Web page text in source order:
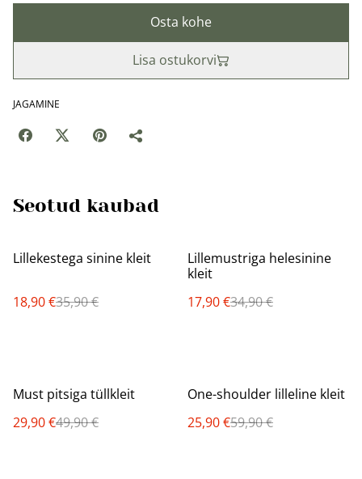
Osta kohe
Lisa ostukorvi
JAGAMINE
Seotud kaubad
%
Lillekestega sinine kleit
18,90 €35,90 €
%
Lillemustriga helesinine
kleit
17,90 €34,90 €
%
Must pitsiga tüllkleit
29,90 €49,90 €
%
One-shoulder lilleline kleit
25,90 €59,90 €